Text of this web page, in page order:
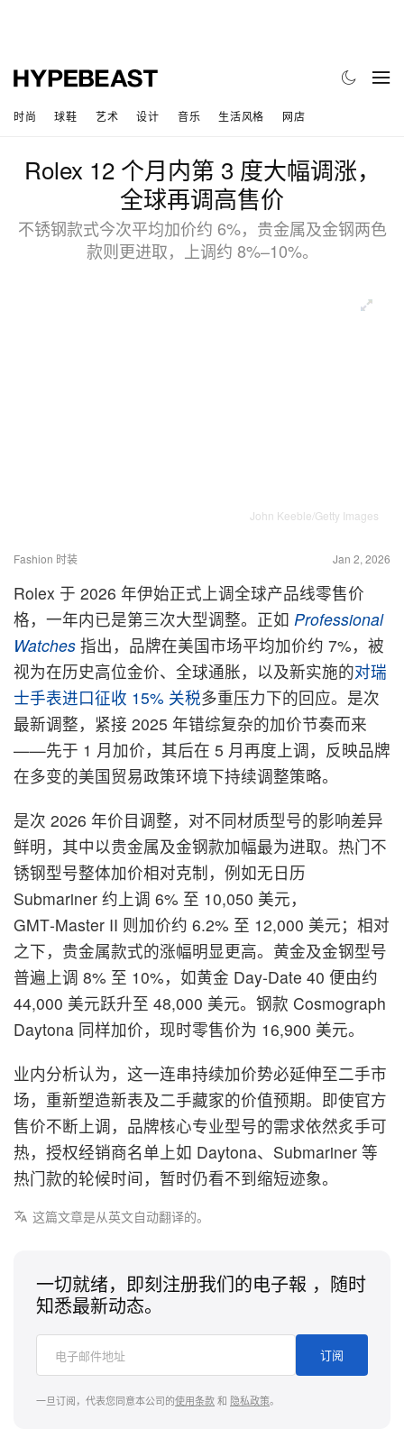
时尚 球鞋 艺术 设计 音乐 生活风格 网店
Rolex 12 个月内第 3 度大幅调涨，
全球再调高售价
不锈钢款式今次平均加价约 6%，贵金属及金钢两色
款则更进取，上调约 8%–10%。
John Keeble/Getty Images
Fashion 时装 Jan 2, 2026
Rolex 于 2026 年伊始正式上调全球产品线零售价
格，一年内已是第三次大型调整。正如 Professional
Watches 指出，品牌在美国市场平均加价约 7%，被
视为在历史高位金价、全球通胀，以及新实施的对瑞
士手表进口征收 15% 关税多重压力下的回应。是次
最新调整，紧接 2025 年错综复杂的加价节奏而来
——先于 1 月加价，其后在 5 月再度上调，反映品牌
在多变的美国贸易政策环境下持续调整策略。
是次 2026 年价目调整，对不同材质型号的影响差异
鲜明，其中以贵金属及金钢款加幅最为进取。热门不
锈钢型号整体加价相对克制，例如无日历
Submariner 约上调 6% 至 10,050 美元，
GMT‑Master II 则加价约 6.2% 至 12,000 美元；相对
之下，贵金属款式的涨幅明显更高。黄金及金钢型号
普遍上调 8% 至 10%，如黄金 Day‑Date 40 便由约
44,000 美元跃升至 48,000 美元。钢款 Cosmograph
Daytona 同样加价，现时零售价为 16,900 美元。
业内分析认为，这一连串持续加价势必延伸至二手市
场，重新塑造新表及二手藏家的价值预期。即使官方
售价不断上调，品牌核心专业型号的需求依然炙手可
热，授权经销商名单上如 Daytona、Submariner 等
热门款的轮候时间，暂时仍看不到缩短迹象。
这篇文章是从英文自动翻译的。
一切就绪，即刻注册我们的电子報 ，随时
知悉最新动态。
订阅
一旦订阅，代表您同意本公司的使用条款和 隐私政策。